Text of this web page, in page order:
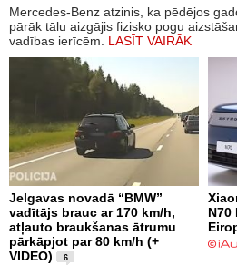
Mercedes-Benz atzinis, ka pēdējos
pārāk tālu aizgājis fizisko pogu
vadības ierīcēm. LASĪT VAIRĀK
Jelgavas novadā “BMW”
vadītājs brauc ar 170 km/h,
atļauto braukšanas ātrumu
pārkāpjot par 80 km/h (+
VIDEO)
6
N70